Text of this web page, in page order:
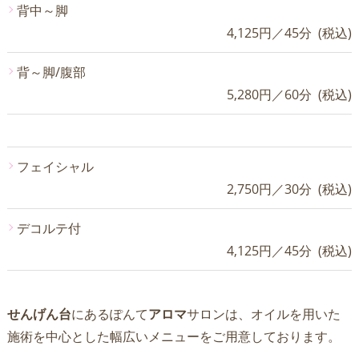
背中～脚
4,125円／45分 (税込)
背～脚/腹部
5,280円／60分 (税込)
フェイシャル
2,750円／30分 (税込)
デコルテ付
4,125円／45分 (税込)
せんげん台にあるぽんてアロマサロンは、オイルを用いた
施術を中心とした幅広いメニューをご用意しております。